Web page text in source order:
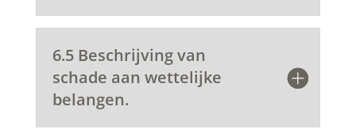
6.5 Beschrijving van
schade aan wettelijke
belangen.